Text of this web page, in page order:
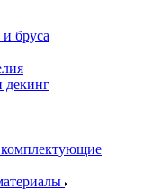
бруса
декинг